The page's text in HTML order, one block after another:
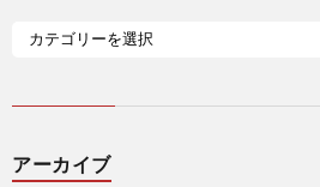
アーカイブ